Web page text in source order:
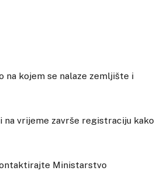
na kojem se nalaze zemljište i
vrijeme završe registraciju kako
Ministarstvo